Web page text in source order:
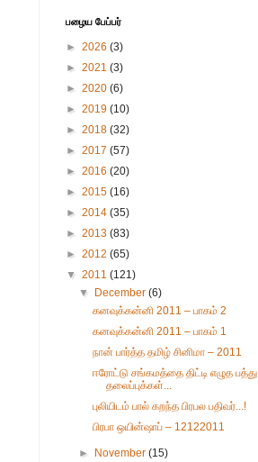
பழைய பேப்பர்
► 2026 (3)
► 2021 (3)
► 2020 (6)
► 2019 (10)
► 2018 (32)
► 2017 (57)
► 2016 (20)
► 2015 (16)
► 2014 (35)
► 2013 (83)
► 2012 (65)
▼ 2011 (121)
▼
December(6)
கனவுக்கன்னி 2011 – பாகம் 2
கனவுக்கன்னி 2011 – பாகம் 1
நான் பார்த்த தமிழ் சினிமா – 2011
ஈரோட்டு சங்கமத்தை திட்டி எழுத பத்து
தலைப்புக்கள்...
புலியிடம் பால் கறந்த பிரபல பதிவர்...!
பிரபா ஒயின்ஷாப் – 12122011
► November(15)